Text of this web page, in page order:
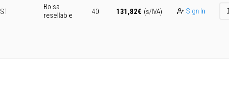
Sí
Bolsa
resellable
40 131,82€ (s/IVA) Sign In